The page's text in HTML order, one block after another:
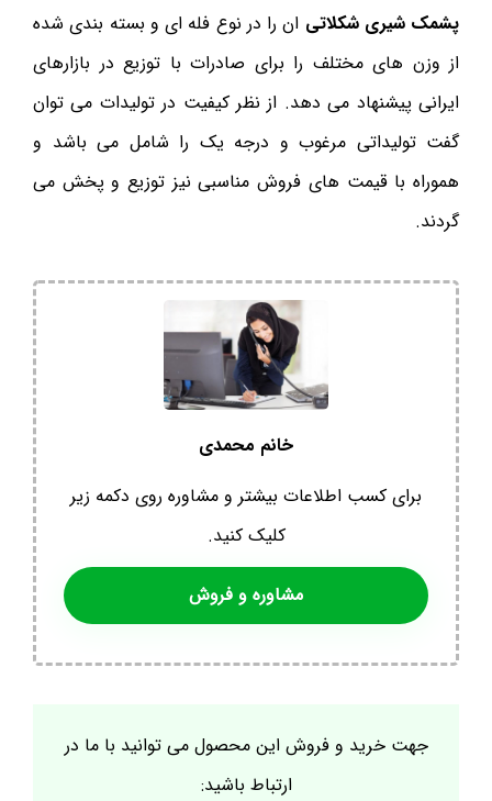
پشمک شیری شکلاتی ان را در نوع فله ای و بسته بندی شده
از وزن های مختلف را برای صادرات با توزیع در بازارهای
ایرانی پیشنهاد می دهد. از نظر کیفیت در تولیدات می توان
گفت تولیداتی مرغوب و درجه یک را شامل می باشد و
هموراه با قیمت های فروش مناسبی نیز توزیع و پخش می
گردند.
خانم محمدی
برای کسب اطلاعات بیشتر و مشاوره روی دکمه زیر
کلیک کنید.
مشاوره و فروش
جهت خرید و فروش این محصول می توانید با ما در
ارتباط باشید: